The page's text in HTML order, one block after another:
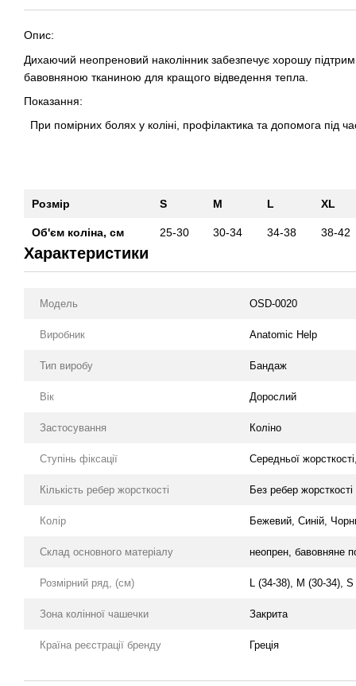
Опис:
Дихаючий неопреновий наколінник забезпечує хорошу
бавовняною тканиною для кращого відведення тепла.
Показання:
При помірних болях у коліні, профілактика та допомога під
Розмір S M L XL
Об'єм коліна, см 25-30 30-34 34-38 38-42
Характеристики
Модель OSD-0020
Виробник Anatomic Help
Тип виробу Бандаж
Вік Дорослий
Застосування Коліно
Ступінь фіксації Середньої
Кількість ребер жорсткості Без ребер жорсткості
Колір Бежевий, Синій,
Склад основного матеріалу неопрен, бавовняне
Розмірний ряд, (см) L (34-38), M (30-34),
Зона колінної чашечки Закрита
Країна реєстрації бренду Греція